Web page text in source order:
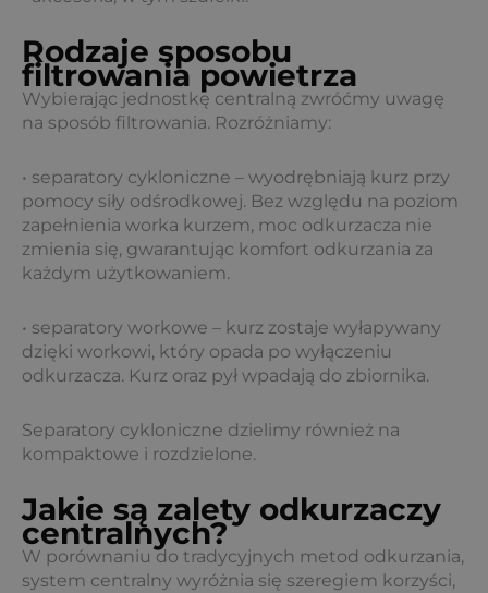
Rodzaje sposobu
filtrowania powietrza
Wybierając jednostkę centralną zwróćmy uwagę
na sposób filtrowania. Rozróżniamy:
• separatory cykloniczne – wyodrębniają kurz przy
pomocy siły odśrodkowej. Bez względu na poziom
zapełnienia worka kurzem, moc odkurzacza nie
zmienia się, gwarantując komfort odkurzania za
każdym użytkowaniem.
• separatory workowe – kurz zostaje wyłapywany
dzięki workowi, który opada po wyłączeniu
odkurzacza. Kurz oraz pył wpadają do zbiornika.
Separatory cykloniczne dzielimy również na
kompaktowe i rozdzielone.
Jakie są zalety odkurzaczy
centralnych?
W porównaniu do tradycyjnych metod odkurzania,
system centralny wyróżnia się szeregiem korzyści,